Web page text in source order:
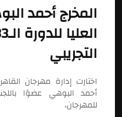
المخرج أحمد
التجريبي
اختارت إدارة مهرجان
أحمد البوهي عضوًا باللجنة
للمهرجان،